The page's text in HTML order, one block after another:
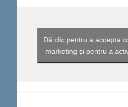
Dă clic pentru a accepta
marketing și pentru a